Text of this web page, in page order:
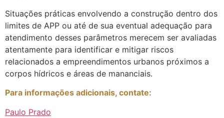
Situações práticas envolvendo a construção dentro dos
limites de APP ou até de sua eventual adequação para
atendimento desses parâmetros merecem ser avaliadas
atentamente para identificar e mitigar riscos
relacionados a empreendimentos urbanos próximos a
corpos hídricos e áreas de mananciais.
Para informações adicionais, contate:
Paulo Prado